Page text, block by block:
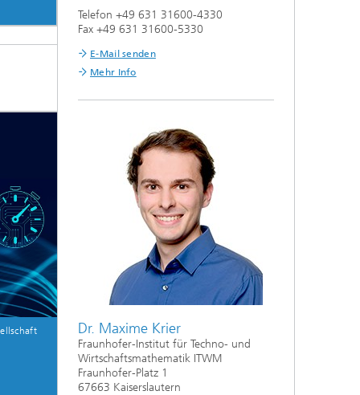
Telefon +49 631 31600-4330
Fax +49 631 31600-5330
E-Mail senden
Mehr Info
Dr. Maxime Krier
Fraunhofer-Institut für Techno- und
Wirtschaftsmathematik ITWM
Fraunhofer-Platz 1
67663 Kaiserslautern